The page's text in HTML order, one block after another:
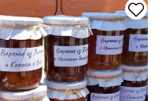
1 банка